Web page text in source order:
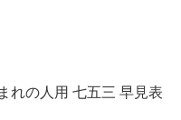
れの人用 七五三 早見表